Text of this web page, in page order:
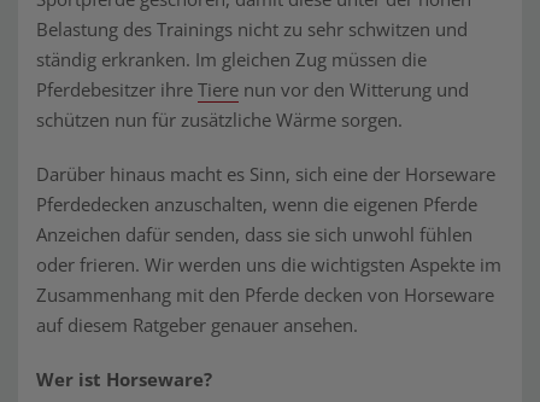
Belastung des Trainings nicht zu sehr schwitzen und
ständig erkranken. Im gleichen Zug müssen die
Pferdebesitzer ihre Tiere nun vor den Witterung und
schützen nun für zusätzliche Wärme sorgen.
Darüber hinaus macht es Sinn, sich eine der Horseware
Pferdedecken anzuschalten, wenn die eigenen Pferde
Anzeichen dafür senden, dass sie sich unwohl fühlen
oder frieren. Wir werden uns die wichtigsten Aspekte im
Zusammenhang mit den Pferde decken von Horseware
auf diesem Ratgeber genauer ansehen.
Wer ist Horseware?